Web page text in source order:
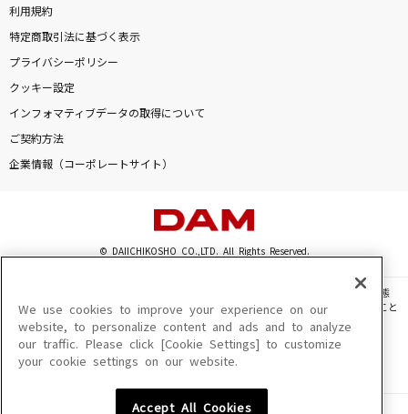
利用規約
特定商取引法に基づく表示
プライバシーポリシー
クッキー設定
インフォマティブデータの取得について
ご契約方法
企業情報（コーポレートサイト）
© DAIICHIKOSHO CO.,LTD. All Rights Reserved.
このサイトに掲載されている一切の文章・画像・写真・動画・音声等を、手段や形態
を問わず、著作権法の定める範囲を超えて無断で複製、転載、ファイル化などすること
を禁じます。
楽曲及びコンテンツは、機種によりご利用いただけない場合があります。
楽曲及びコンテンツの配信日、配信内容が変更になる場合があります。
We use cookies to improve your experience on our
website, to personalize content and ads and to analyze
our traffic. Please click [Cookie Settings] to customize
your cookie settings on our website.
Accept All Cookies